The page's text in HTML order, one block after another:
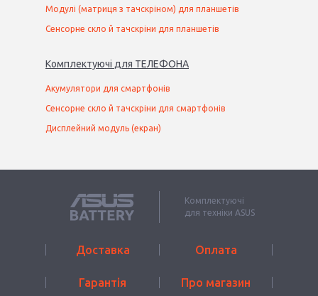
Модулі (матриця з тачскріном) для планшетів
Сенсорне скло й тачскріни для планшетів
Комплектуючі для ТЕЛЕФОНА
Акумулятори для смартфонів
Сенсорне скло й тачскріни для смартфонів
Дисплейний модуль (екран)
Комплектуючі
для техніки ASUS
Доставка Оплата
Гарантія Про магазин